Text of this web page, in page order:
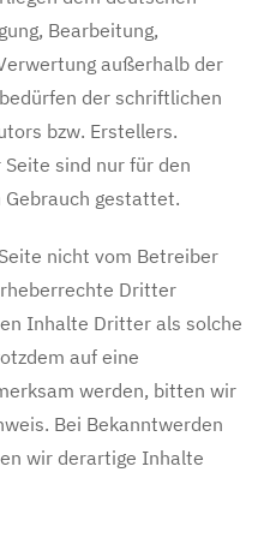
Bearbeitung,
außerhalb der
der schriftlichen
bzw. Erstellers.
sind nur für den
gestattet.
nicht vom Betreiber
Dritter
Inhalte Dritter als solche
auf eine
werden, bitten wir
Bei Bekanntwerden
wir derartige Inhalte